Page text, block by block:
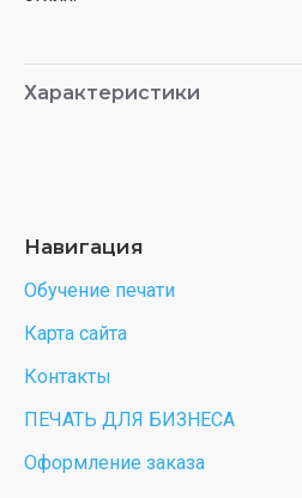
Характеристики
Навигация
Обучение печати
Карта сайта
Контакты
ПЕЧАТЬ ДЛЯ БИЗНЕСА
Оформление заказа